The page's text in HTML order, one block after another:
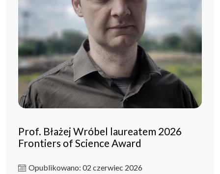
Prof. Błażej Wróbel laureatem 2026
Frontiers of Science Award
Opublikowano: 02 czerwiec 2026